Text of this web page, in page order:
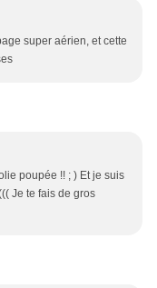
super aérien, et cette
poupée !! ; ) Et je suis
Je te fais de gros